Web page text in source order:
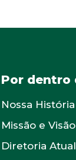
Por dentro
Nossa História
Missão e Visão
Diretoria Atual